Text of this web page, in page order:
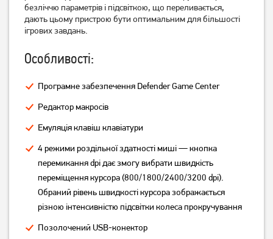
Lightsync USB Black
1 549грн
6BL-01 Wireless Black
429
безліччю параметрів і підсвіткою, що переливається,
дають цьому пристрою бути оптимальним для більшості
ігрових завдань.
Особливості:
Програмне забезпечення Defender Game Center
Редактор макросів
Емуляція клавіш клавіатури
4 режими роздільної здатності миші — кнопка
перемикання dpi дає змогу вибрати швидкість
переміщення курсора (800/1800/2400/3200 dpi).
Обраний рівень швидкості курсора зображається
різною інтенсивністю підсвітки колеса прокручування
Позолочений USB-конектор